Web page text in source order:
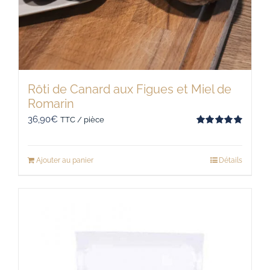
Rôti de Canard aux Figues et Miel de
Romarin
36,90€ TTC / pièce
Ajouter au panier Détails